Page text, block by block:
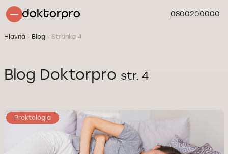
0800200000
Hlavná Blog Stránka 4
Blog Doktorpro str. 4
Proktológia